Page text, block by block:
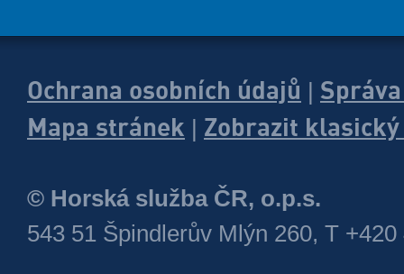
Ochrana osobních údajů
Mapa stránek
Zobrazit
© Horská služba ČR, o.p.s.
543 51 Špindlerův Mlýn 260, T +420